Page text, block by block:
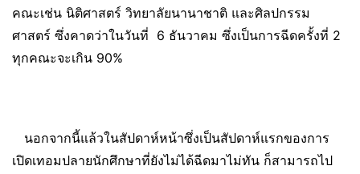
คณะเช่น นิติศาสตร์ วิทยาลัยนานาชาติ และศิลปกรรม
ศาสตร์ ซึ่งคาดว่าในวันที่ 6 ธันวาคม ซึ่งเป็นการฉีดครั้งที่ 2
ทุกคณะจะเกิน 90%
นอกจากนี้แล้วในสัปดาห์หน้าซึ่งเป็นสัปดาห์แรกของการ
เปิดเทอมปลายนักศึกษาที่ยังไม่ได้ฉีดมาไม่ทัน ก็สามารถไป